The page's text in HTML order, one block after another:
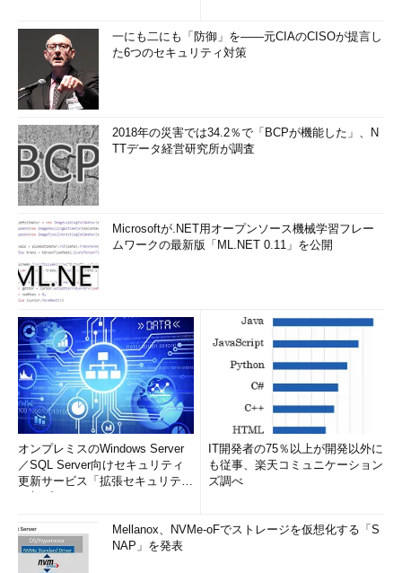
一にも二にも「防御」を――元CIAのCISOが提言し
た6つのセキュリティ対策
2018年の災害では34.2％で「BCPが機能した」、N
TTデータ経営研究所が調査
Microsoftが.NET用オープンソース機械学習フレー
ムワークの最新版「ML.NET 0.11」を公開
オンプレミスのWindows Server
／SQL Server向けセキュリティ
更新サービス「拡張セキュリティ
IT開発者の75％以上が開発以外に
も従事、楽天コミュニケーション
ズ調べ
Mellanox、NVMe-oFでストレージを仮想化する「S
NAP」を発表